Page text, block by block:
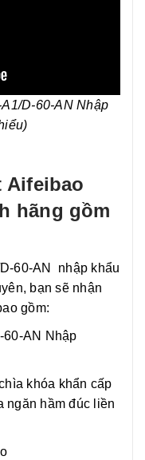
D-60-AN Nhập
Aifeibao
hãng gồm
60-AN nhập khẩu
bạn sẽ nhận
gồm:
60-AN Nhập
khóa khẩn cấp
ngăn hầm đúc liền